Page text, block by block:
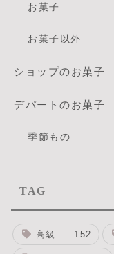
お菓子
お菓子以外
ショップのお菓子
デパートのお菓子
季節もの
TAG
高級 152